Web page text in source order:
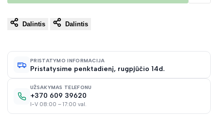
Dalintis Dalintis
PRISTATYMO INFORMACIJA
Pristatysime penktadienį, rugpjūčio 14d.
UŽSAKYMAS TELEFONU
+370 609 39620
I-V 08:00 – 17:00 val.